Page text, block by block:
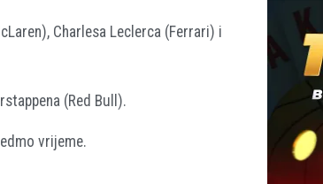
Charlesa Leclerca (Ferrari) i
(Red Bull).
vrijeme.